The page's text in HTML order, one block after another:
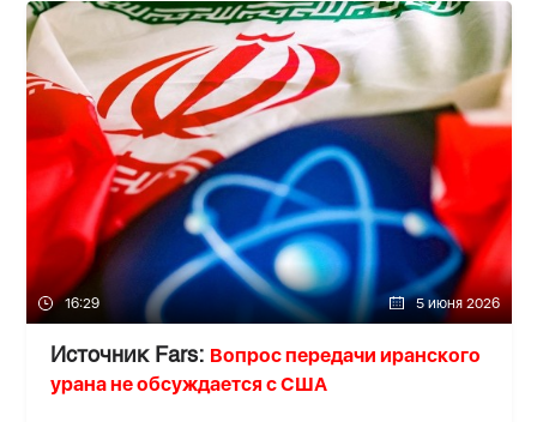
16:29 5 июня 2026
Источник Fars: Вопрос передачи иранского
урана не обсуждается с США